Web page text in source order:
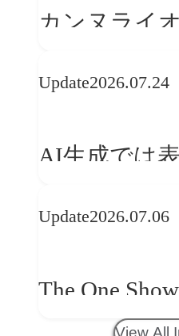
カンヌライ
──「優れた
か
Update2026.07.24
AI生成では
望
Update2026.07.06
The One
エイティブ
View All